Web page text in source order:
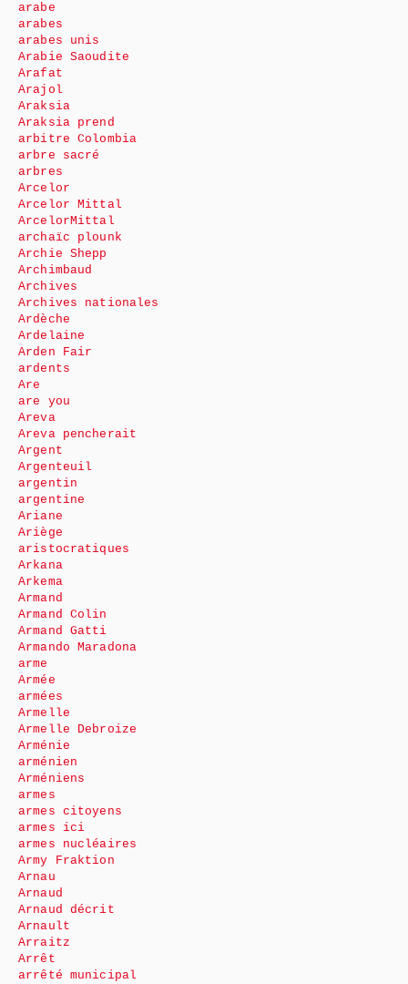
arabe
arabes
arabes unis
Arabie Saoudite
Arafat
Arajol
Araksia
Araksia prend
arbitre Colombia
arbre sacré
arbres
Arcelor
Arcelor Mittal
ArcelorMittal
archaïc plounk
Archie Shepp
Archimbaud
Archives
Archives nationales
Ardèche
Ardelaine
Arden Fair
ardents
Are
are you
Areva
Areva pencherait
Argent
Argenteuil
argentin
argentine
Ariane
Ariège
aristocratiques
Arkana
Arkema
Armand
Armand Colin
Armand Gatti
Armando Maradona
arme
Armée
armées
Armelle
Armelle Debroize
Arménie
arménien
Arméniens
armes
armes citoyens
armes ici
armes nucléaires
Army Fraktion
Arnau
Arnaud
Arnaud décrit
Arnault
Arraitz
Arrêt
arrêté municipal